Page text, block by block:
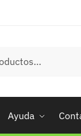
Ayuda